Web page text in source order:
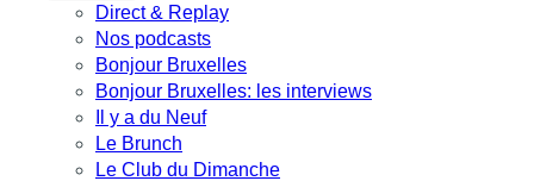
Direct & Replay
Nos podcasts
Bonjour Bruxelles
Bonjour Bruxelles: les interviews
Il y a du Neuf
Le Brunch
Le Club du Dimanche